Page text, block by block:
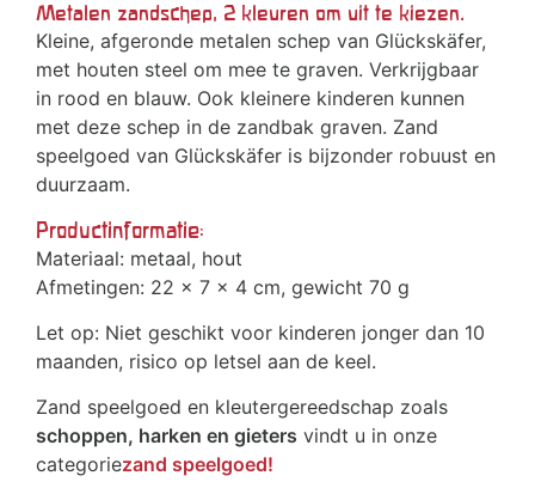
Metalen zandschep, 2 kleuren om uit te kiezen.
Kleine, afgeronde metalen schep van Glückskäfer,
met houten steel om mee te graven. Verkrijgbaar
in rood en blauw. Ook kleinere kinderen kunnen
met deze schep in de zandbak graven. Zand
speelgoed van Glückskäfer is bijzonder robuust en
duurzaam.
Productinformatie:
Materiaal: metaal, hout
Afmetingen: 22 x 7 x 4 cm, gewicht 70 g
Let op: Niet geschikt voor kinderen jonger dan 10
maanden, risico op letsel aan de keel.
Zand speelgoed en kleutergereedschap zoals
schoppen, harken en gieters vindt u in onze
categoriezand speelgoed!